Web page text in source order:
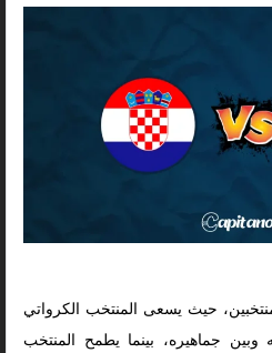
حيث يسعى المنتخب الكرواتي
جماهيره، بينما يطمح المنتخب